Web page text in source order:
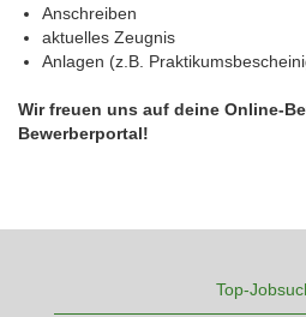
Anschreiben
aktuelles Zeugnis
Anlagen (z.B.
Wir freuen uns auf deine Online-
Bewerberportal!
Top-